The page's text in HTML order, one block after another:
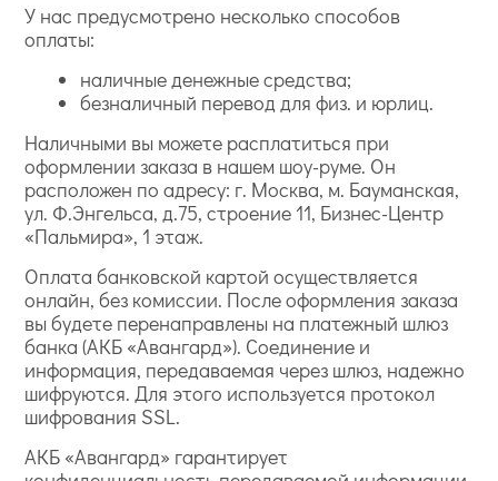
У нас предусмотрено несколько способов
оплаты:
наличные денежные средства;
безналичный перевод для физ. и юрлиц.
Наличными вы можете расплатиться при
оформлении заказа в нашем шоу-руме. Он
расположен по адресу: г. Москва, м. Бауманская,
ул. Ф.Энгельса, д.75, строение 11, Бизнес-Центр
«Пальмира», 1 этаж.
Оплата банковской картой осуществляется
онлайн, без комиссии. После оформления заказа
вы будете перенаправлены на платежный шлюз
банка (АКБ «Авангард»). Соединение и
информация, передаваемая через шлюз, надежно
шифруются. Для этого используется протокол
шифрования SSL.
АКБ «Авангард» гарантирует